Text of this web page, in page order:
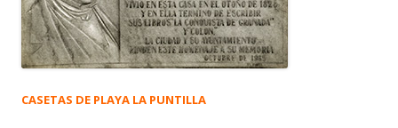
CASETAS DE PLAYA LA PUNTILLA